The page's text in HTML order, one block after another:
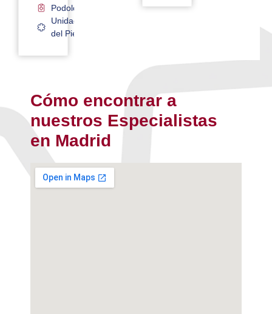
Podología
Unidad
del Pie
Cómo encontrar a
nuestros Especialistas
en Madrid